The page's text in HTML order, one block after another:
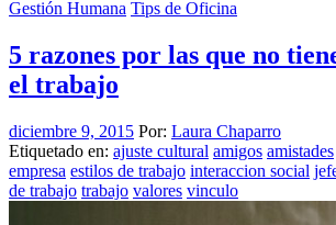
Gestión Humana Tips de Oficina
5 razones por las que no
el trabajo
diciembre 9, 2015 Por: Laura Chaparro
Etiquetado en: ajuste cultural amigos amistades
empresa estilos de trabajo interaccion social
de trabajo trabajo valores vinculo